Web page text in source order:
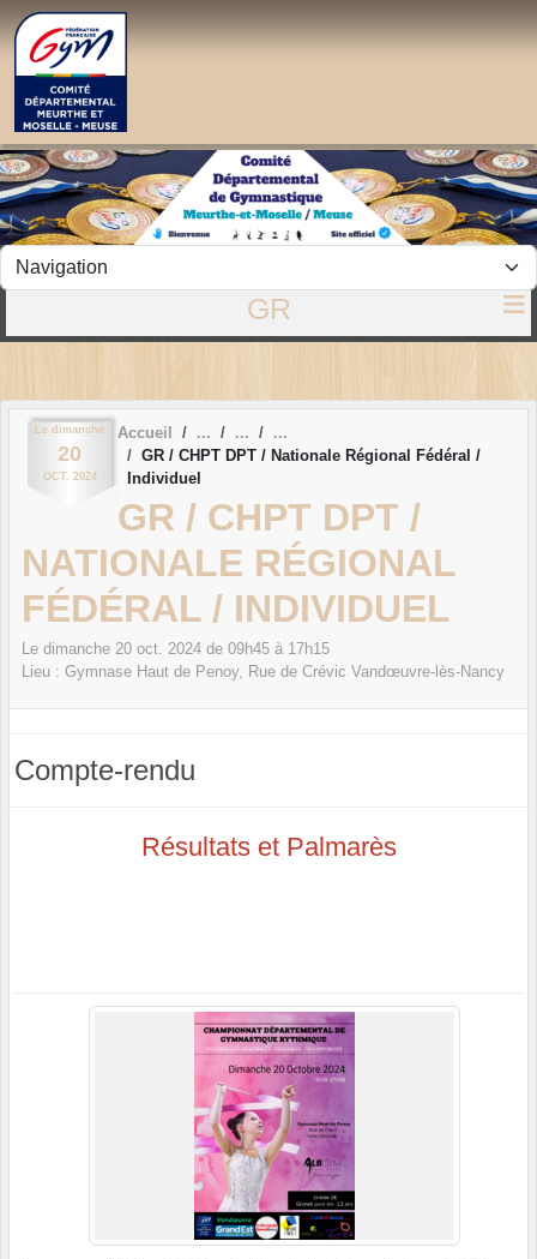
GR
Le dimanche
20
OCT. 2024
Accueil
GR / CHPT DPT / Nationale Régional Fédéral /
Individuel
GR / CHPT DPT /
NATIONALE RÉGIONAL
FÉDÉRAL / INDIVIDUEL
Le dimanche 20 oct. 2024 de 09h45 à 17h15
Lieu : Gymnase Haut de Penoy, Rue de Crévic Vandœuvre-lès-Nancy
Compte-rendu
Résultats et Palmarès
Panneau de gestion des cookies